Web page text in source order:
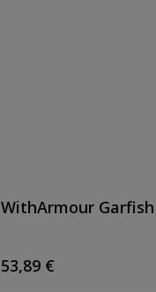
WithArmour Garfish
Regulärer Preis:
53,89 €